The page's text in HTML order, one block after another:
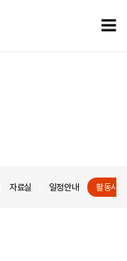
자료실 일정안내 활동사진